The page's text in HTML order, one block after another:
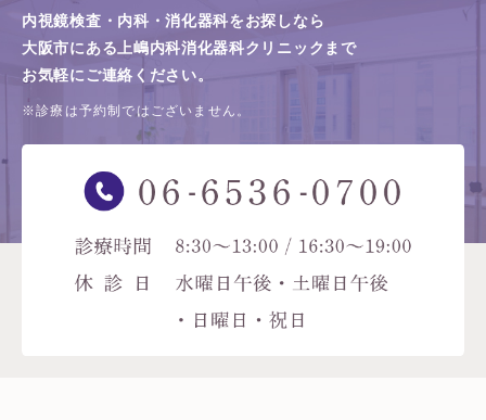
内視鏡検査・内科・消化器科をお探しなら
大阪市にある上嶋内科消化器科クリニックまで
お気軽にご連絡ください。
※診療は予約制ではございません。